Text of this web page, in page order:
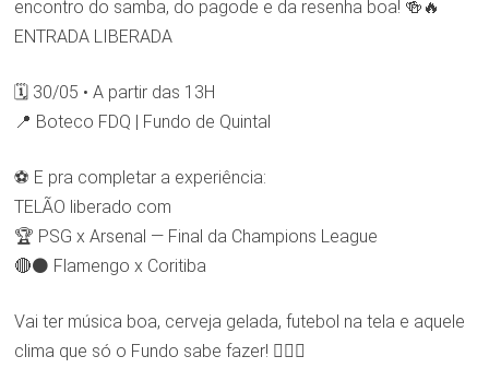
encontro do samba, do pagode e da resenha boa! 🍻🔥
ENTRADA LIBERADA
🗓️ 30/05 • A partir das 13H
📍 Boteco FDQ | Fundo de Quintal
⚽ E pra completar a experiência:
TELÃO liberado com
🏆 PSG x Arsenal — Final da Champions League
🔴⚫ Flamengo x Coritiba
Vai ter música boa, cerveja gelada, futebol na tela e aquele
clima que só o Fundo sabe fazer! 😮‍💨🎶